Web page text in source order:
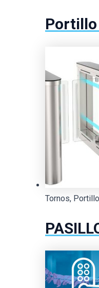
Portillo
Tornos,